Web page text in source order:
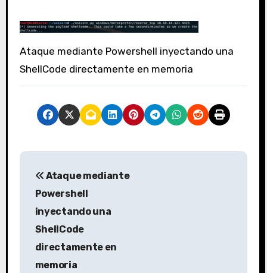
Ataque mediante Powershell inyectando una
ShellCode directamente en memoria
Ataque mediante
Powershell
inyectando una
ShellCode
directamente en
memoria